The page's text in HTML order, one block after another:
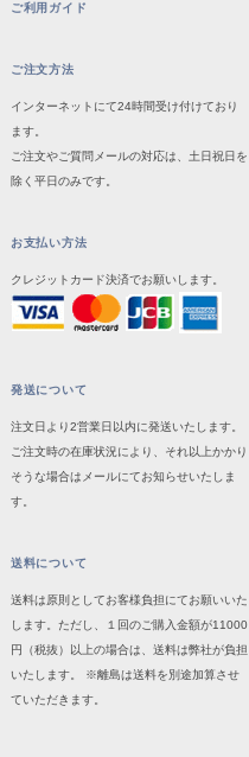
ご利用ガイド
ご注文方法
インターネットにて24時間受け付けており
ます。
ご注文やご質問メールの対応は、土日祝日を
除く平日のみです。
お支払い方法
クレジットカード決済でお願いします。
発送について
注文日より2営業日以内に発送いたします。
ご注文時の在庫状況により、それ以上かかり
そうな場合はメールにてお知らせいたしま
す。
送料について
送料は原則としてお客様負担にてお願いいた
します。ただし、１回のご購入金額が11000
円（税抜）以上の場合は、送料は弊社が負担
いたします。 ※離島は送料を別途加算させ
ていただきます。